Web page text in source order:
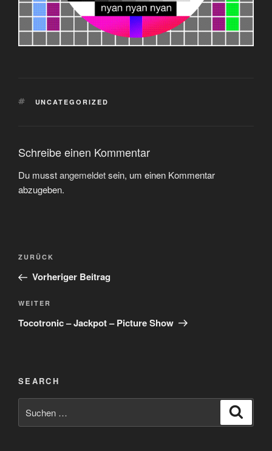
SCHLAGWÖRTER
UNCATEGORIZED
Schreibe einen Kommentar
Du musstangemeldetsein, um einen Kommentar
abzugeben.
Beitragsnavigation
Vorheriger
Beitrag
ZURÜCK
Vorheriger Beitrag
Nächster
Beitrag
WEITER
Tocotronic – Jackpot – Picture Show
SEARCH
nach: